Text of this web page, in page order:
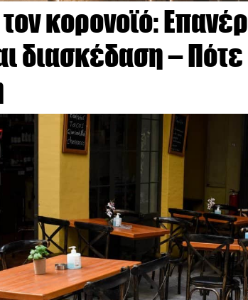
κορονοϊό:
διασκέδαση –